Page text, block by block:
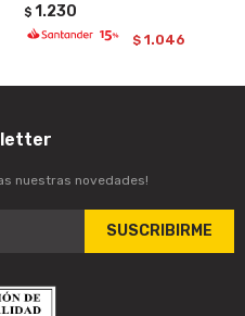
$ 1.230
$ 1.046
nuestras novedades!
SUSCRIBIRME